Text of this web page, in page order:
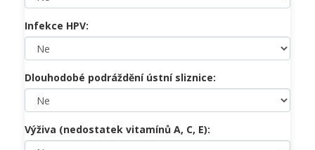
Infekce HPV:
Dlouhodobé podráždění ústní sliznice:
Výživa (nedostatek vitamínů A, C, E):